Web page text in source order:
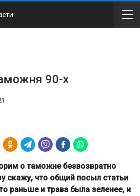
90-х
о таможне безвозвратно
скажу, что общий посыл статьи
раньше и трава была зеленее, и